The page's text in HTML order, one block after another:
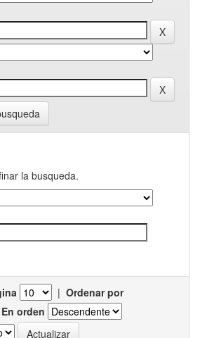
la busqueda.
| Ordenar por
En orden